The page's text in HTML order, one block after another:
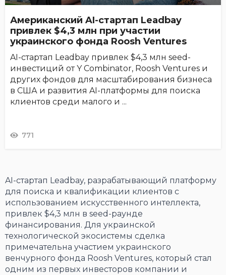
Американский AI-стартап Leadbay
привлек $4,3 млн при участии
украинского фонда Roosh Ventures
AI-стартап Leadbay привлек $4,3 млн seed-
инвестиций от Y Combinator, Roosh Ventures и
других фондов для масштабирования бизнеса
в США и развития AI-платформы для поиска
клиентов среди малого и ...
771
AI-стартап Leadbay, разрабатывающий платформу
для поиска и квалификации клиентов с
использованием искусственного интеллекта,
привлек $4,3 млн в seed-раунде
финансирования. Для украинской
технологической экосистемы сделка
примечательна участием украинского
венчурного фонда Roosh Ventures, который стал
одним из первых инвесторов компании и